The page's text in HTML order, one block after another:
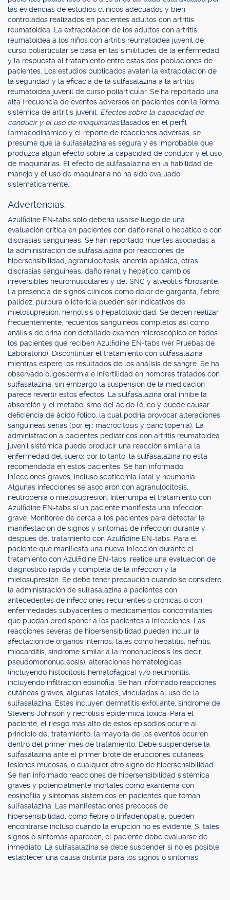
las evidencias de estudios clínicos adecuados y bien
controlados realizados en pacientes adultos con artritis
reumatoidea. La extrapolación de los adultos con artritis
reumatoidea a los niños con artritis reumatoidea juvenil de
curso poliarticular se basa en las similitudes de la enfermedad
y la respuesta al tratamiento entre estas dos poblaciones de
pacientes. Los estudios publicados avalan la extrapolación de
la seguridad y la eficacia de la sulfasalazina a la artritis
reumatoidea juvenil de curso poliarticular. Se ha reportado una
alta frecuencia de eventos adversos en pacientes con la forma
sistémica de artritis juvenil. Efectos sobre la capacidad de
conducir y el uso de maquinarias:Basados en el perfil
farmacodinámico y el reporte de reacciones adversas, se
presume que la sulfasalazina es segura y es improbable que
produzca algún efecto sobre la capacidad de conducir y el uso
de maquinarias. El efecto de sulfasalazina en la habilidad de
manejo y el uso de maquinaria no ha sido evaluado
sistemáticamente.
Advertencias.
Azulfidine EN-tabs sólo debería usarse luego de una
evaluación crítica en pacientes con daño renal o hepático o con
discrasias sanguíneas. Se han reportado muertes asociadas a
la administración de sulfasalazina por reacciones de
hipersensibilidad, agranulocitosis, anemia aplásica, otras
discrasias sanguíneas, daño renal y hepático, cambios
irreversibles neuromusculares y del SNC y alveolitis fibrosante.
La presencia de signos clínicos como dolor de garganta, fiebre,
palidez, púrpura o ictericia pueden ser indicativos de
mielosupresión, hemólisis o hepatotoxicidad. Se deben realizar
frecuentemente, recuentos sanguíneos completos así como
análisis de orina con detallado examen microscópico en todos
los pacientes que reciben Azulfidine EN-tabs (ver Pruebas de
Laboratorio). Discontinuar el tratamiento con sulfasalazina
mientras espere los resultados de los análisis de sangre. Se ha
observado oligospermia e infertilidad en hombres tratados con
sulfasalazina, sin embargo la suspensión de la medicación
parece revertir estos efectos. La sulfasalazina oral inhibe la
absorción y el metabolismo del ácido fólico y puede causar
deficiencia de ácido fólico, la cual podría provocar alteraciones
sanguíneas serias (por ej.: macrocitosis y pancitopenia). La
administración a pacientes pediátricos con artritis reumatoidea
juvenil sistémica puede producir una reacción similar a la
enfermedad del suero; por lo tanto, la sulfasalazina no está
recomendada en estos pacientes. Se han informado
infecciones graves, incluso septicemia fatal y neumonía.
Algunas infecciones se asociaron con agranulocitosis,
neutropenia o mielosupresión. Interrumpa el tratamiento con
Azulfidine EN-tabs si un paciente manifiesta una infección
grave. Monitoree de cerca a los pacientes para detectar la
manifestación de signos y síntomas de infección durante y
después del tratamiento con Azulfidine EN-tabs. Para el
paciente que manifiesta una nueva infección durante el
tratamiento con Azulfidine EN-tabs, realice una evaluación de
diagnóstico rápida y completa de la infección y la
mielosupresión. Se debe tener precaución cuando se considere
la administración de sulfasalazina a pacientes con
antecedentes de infecciones recurrentes o crónicas o con
enfermedades subyacentes o medicamentos concomitantes
que puedan predisponer a los pacientes a infecciones. Las
reacciones severas de hipersensibilidad pueden incluir la
afectación de órganos internos, tales como hepatitis, nefritis,
miocarditis, síndrome similar a la mononucleosis (es decir,
pseudomononucleosis), alteraciones hematológicas
(incluyendo histocitosis hematofágica) y/o neumonitis,
incluyendo infiltración eosinófila. Se han informado reacciones
cutáneas graves, algunas fatales, vinculadas al uso de la
sulfasalazina. Estas incluyen dermatitis exfoliante, síndrome de
Stevens-Johnson y necrólisis epidérmica tóxica. Para el
paciente, el riesgo más alto de estos episodios ocurre al
principio del tratamiento; la mayoría de los eventos ocurren
dentro del primer mes de tratamiento. Debe suspenderse la
sulfasalazina ante el primer brote de erupciones cutáneas,
lesiones mucosas, o cualquier otro signo de hipersensibilidad.
Se han informado reacciones de hipersensibilidad sistémica
graves y potencialmente mortales como exantema con
eosinofilia y síntomas sistémicos en pacientes que toman
sulfasalazina. Las manifestaciones precoces de
hipersensibilidad, como fiebre o linfadenopatía, pueden
encontrarse incluso cuando la erupción no es evidente. Si tales
signos o síntomas aparecen, el paciente debe evaluarse de
inmediato. La sulfasalazina se debe suspender si no es posible
establecer una causa distinta para los signos o síntomas.